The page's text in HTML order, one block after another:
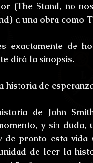
(The Stand, no
a una obra como
exactamente de
dirá la sinopsis.
historia de
de John
y sin
de pronto esta
de leer la